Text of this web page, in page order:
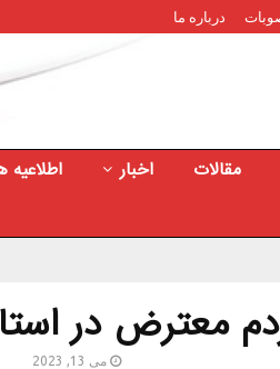
درباره ما
مقالات اخبار اطلاعیه
معترض در
می 13, 2023